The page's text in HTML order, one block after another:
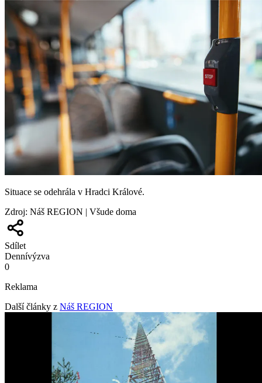
Situace se odehrála v Hradci Králové.
Zdroj: Náš REGION | Všude doma
Sdílet
Dennívýzva
0
Reklama
Další články z Náš REGION